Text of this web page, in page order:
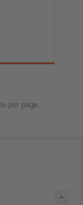
per page